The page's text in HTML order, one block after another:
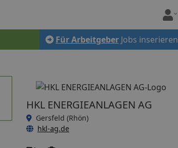
Für Arbeitgeber Jobs inserieren
HKL ENERGIEANLAGEN AG
Gersfeld (Rhön)
hkl-ag.de